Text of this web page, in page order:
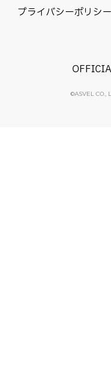
プライバシーポリシー
©ASVEL CO.,